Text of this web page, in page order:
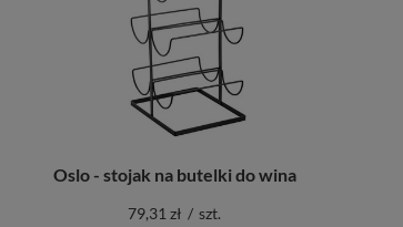
Oslo - stojak na butelki do wina
79,31 zł / szt.